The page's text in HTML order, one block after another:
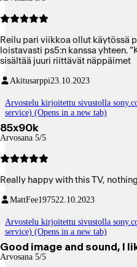
Reilu pari viikkoa ollut käytössä
loistavasti ps5:n kanssa yhteen.
sisältää juuri riittävät näppäimet
Akitusarppi23.10.2023
Arvostelu kirjoitettu sivustolla
service) (Opens in a new tab)
85x90k
Arvosana 5/5
Really happy with this TV,
MattFee197522.10.2023
Arvostelu kirjoitettu sivustolla
service) (Opens in a new tab)
Good image and sound, I
Arvosana 5/5